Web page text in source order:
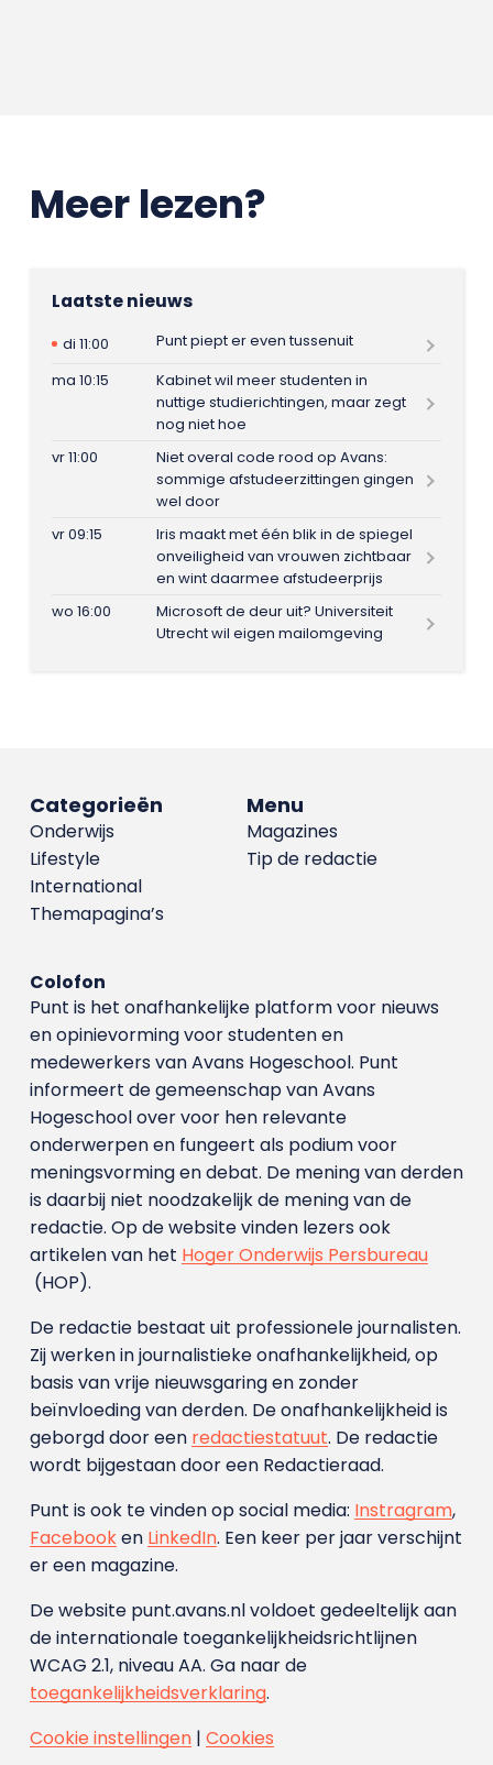
Meer lezen?
Laatste nieuws
di 11:00
Punt piept er even tussenuit
ma 10:15
Kabinet wil meer studenten in
nuttige studierichtingen, maar zegt
nog niet hoe
vr 11:00
Niet overal code rood op Avans:
sommige afstudeerzittingen gingen
wel door
vr 09:15
Iris maakt met één blik in de spiegel
onveiligheid van vrouwen zichtbaar
en wint daarmee afstudeerprijs
wo 16:00
Microsoft de deur uit? Universiteit
Utrecht wil eigen mailomgeving
Menu
Magazines
Tip de redactie
Categorieën
Onderwijs
Lifestyle
International
Themapagina’s
Colofon
Punt is het onafhankelijke platform voor nieuws
en opinievorming voor studenten en
medewerkers van Avans Hoge­school. Punt
informeert de gemeenschap van Avans
Hogeschool over voor hen relevante
onderwerpen en fungeert als podium voor
meningsvorming en debat. De mening van derden
is daarbij niet noodzakelijk de mening van de
redactie. Op de website vinden lezers ook
artikelen van het Hoger Onderwijs Persbureau
(HOP).
De redactie bestaat uit professionele journalisten.
Zij werken in journalistieke onafhankelijkheid, op
basis van vrije nieuwsgaring en zonder
beïnvloeding van derden. De onafhankelijkheid is
geborgd door een redactiestatuut. De redactie
wordt bijgestaan door een Redactieraad.
Punt is ook te vinden op social media: Instragram,
Facebooken LinkedIn. Een keer per jaar verschijnt
er een magazine.
De website punt.avans.nl voldoet gedeeltelijk aan
de internationale toegankelijkheidsrichtlijnen
WCAG 2.1, niveau AA. Ga naar de
toegankelijkheidsverklaring.
Cookie instellingen| Cookies